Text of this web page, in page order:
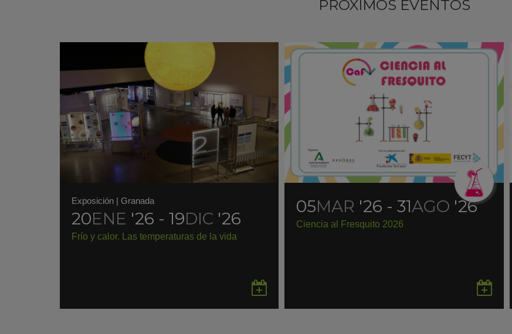
PRÓXIMOS EVENTOS
Exposición | Granada
20ENE '26 - 19DIC '26
Frío y calor. Las temperaturas de la vida
en
05MAR '26 - 31AGO '26
Ciencia al Fresquito 2026
en